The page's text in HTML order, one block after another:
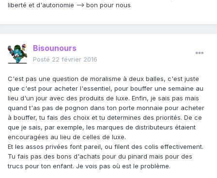
liberté et d'autonomie --> bon pour nous
Bisounours
Posté 22 février 2016
C'est pas une question de moralisme à deux balles, c'est juste
que c'est pour acheter l'essentiel, pour bouffer une semaine au
lieu d'un jour avec des produits de luxe. Enfin, je sais pas mais
quand t'as pas de pognon dans ton porte monnaie pour acheter
à bouffer, tu fais des choix et tu determines des priorités. De ce
que je sais, par exemple, les marques de distributeurs étaient
encouragées au lieu de celles de luxe.
Et les assos privées font pareil, ou filent des colis effectivement.
Tu fais pas des bons d'achats pour du pinard mais pour des
trucs pour ton enfant. Je vois pas où est le problème.